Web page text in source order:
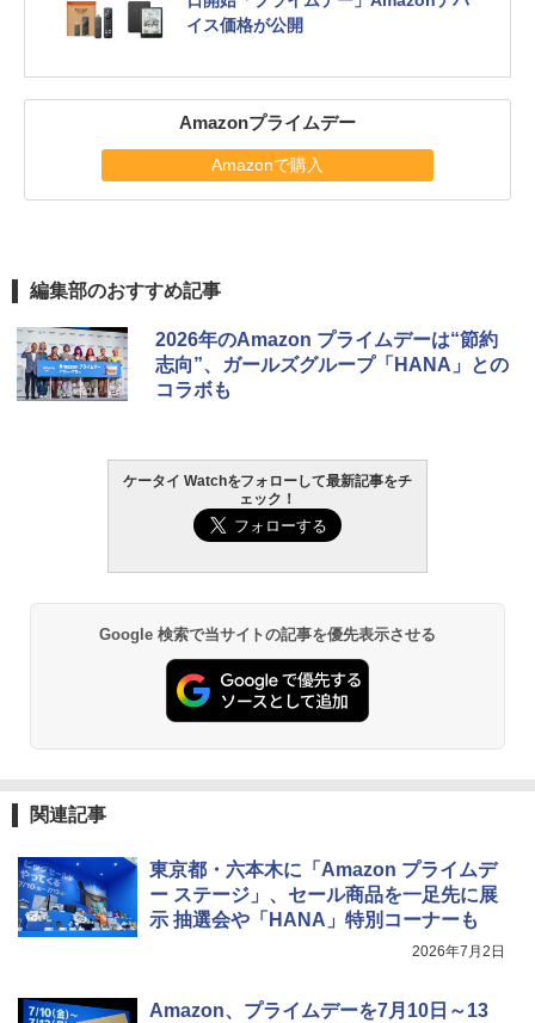
イス価格が公開
Amazonプライムデー
Amazonで購入
編集部のおすすめ記事
2026年のAmazon プライムデーは“節約
志向”、ガールズグループ「HANA」との
コラボも
ケータイ Watchをフォローして最新記事をチ
ェック！
Google 検索で当サイトの記事を優先表示させる
関連記事
東京都・六本木に「Amazon プライムデ
ー ステージ」、セール商品を一足先に展
示 抽選会や「HANA」特別コーナーも
2026年7月2日
Amazon、プライムデーを7月10日～13